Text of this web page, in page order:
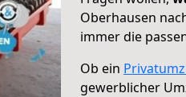
Oberhausen
immer die
Ob ein
gewerblicher